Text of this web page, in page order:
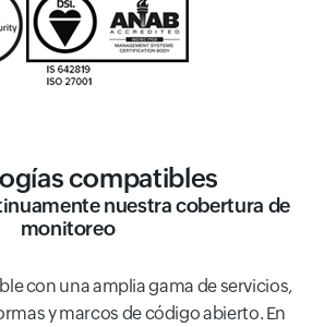
compatibles
nuestra cobertura de
monitoreo
con una amplia gama de servicios,
y marcos de código abierto. En